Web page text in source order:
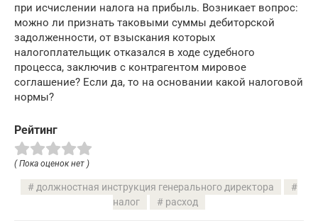
при исчислении налога на прибыль. Возникает вопрос:
можно ли признать таковыми суммы дебиторской
задолженности, от взыскания которых
налогоплательщик отказался в ходе судебного
процесса, заключив с контрагентом мировое
соглашение? Если да, то на основании какой налоговой
нормы?
Рейтинг
( Пока оценок нет )
должностная инструкция генерального директора
налог
расход